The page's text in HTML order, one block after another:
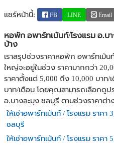
แชร์หน้านี้: FB LINE Email
หอพัก อพาร์ทเม้นท์/โรงแรม อ.บ
บ้าง
เราสรุปช่วงราคาหอพัก อพาร์ทเม้
ใหญ่จะอยู่ในช่วง ราคามากกว่า
ราคาตั้งแต่ 5,000 ถึง 10,000 บาท/
บาท/เดือน โดยคุณสามารถเลือกดู
อ.บางละมุง ชลบุรี ตามช่วงราคาต่า
ให้เช่าอพาร์ทเม้นท์ / โรงแรม ราคา
ชลบุรี
ให้เช่าอพาร์ทเม้นท์ / โรงแรม ราคา